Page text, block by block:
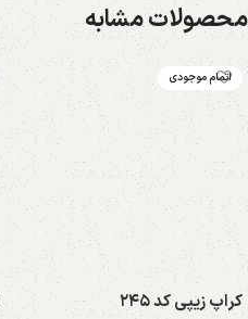
محصولات مشابه
اتمام موجودی
کراپ زیپی کد ۲۴۵